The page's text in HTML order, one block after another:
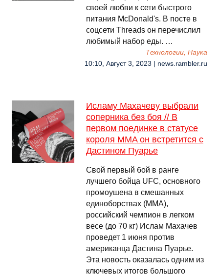
своей любви к сети быстрого
питания McDonald's. В посте в
соцсети Threads он перечислил
любимый набор еды. …
Технологии, Наука
10:10, Август 3, 2023 | news.rambler.ru
Исламу Махачеву выбрали
соперника без боя // В
первом поединке в статусе
короля MMA он встретится с
Дастином Пуарье
Свой первый бой в ранге
лучшего бойца UFC, основного
промоушена в смешанных
единоборствах (MMA),
российский чемпион в легком
весе (до 70 кг) Ислам Махачев
проведет 1 июня против
американца Дастина Пуарье.
Эта новость оказалась одним из
ключевых итогов большого